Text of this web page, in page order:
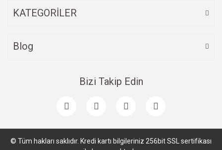
KATEGORİLER
Blog
Bizi Takip Edin
© Tüm hakları saklıdır. Kredi kartı bilgileriniz 256bit SSL sertifikası